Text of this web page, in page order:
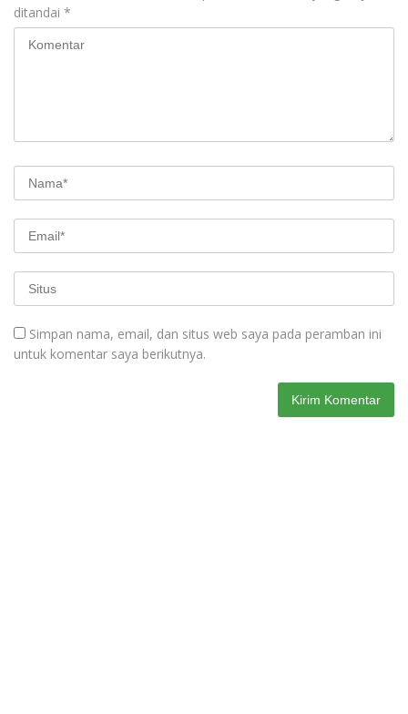
ditandai *
Simpan nama, email, dan situs web saya pada peramban ini
untuk komentar saya berikutnya.